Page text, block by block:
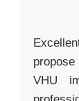
VHU